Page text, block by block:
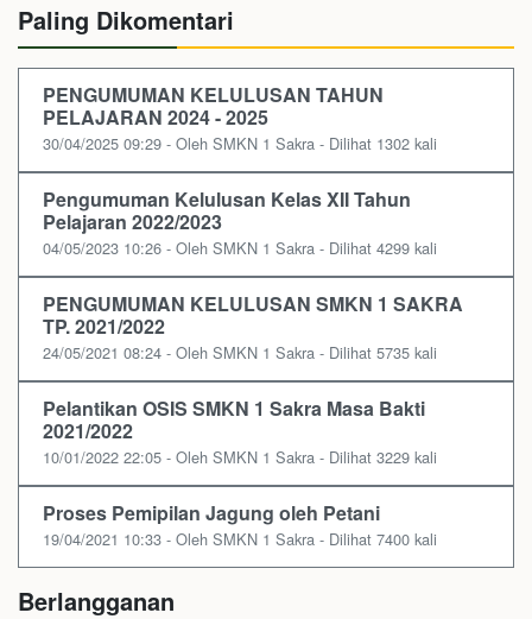
Paling Dikomentari
PENGUMUMAN KELULUSAN TAHUN
PELAJARAN 2024 - 2025
30/04/2025 09:29 - Oleh SMKN 1 Sakra - Dilihat 1302 kali
Pengumuman Kelulusan Kelas XII Tahun
Pelajaran 2022/2023
04/05/2023 10:26 - Oleh SMKN 1 Sakra - Dilihat 4299 kali
PENGUMUMAN KELULUSAN SMKN 1 SAKRA
TP. 2021/2022
24/05/2021 08:24 - Oleh SMKN 1 Sakra - Dilihat 5735 kali
Pelantikan OSIS SMKN 1 Sakra Masa Bakti
2021/2022
10/01/2022 22:05 - Oleh SMKN 1 Sakra - Dilihat 3229 kali
Proses Pemipilan Jagung oleh Petani
19/04/2021 10:33 - Oleh SMKN 1 Sakra - Dilihat 7400 kali
Berlangganan